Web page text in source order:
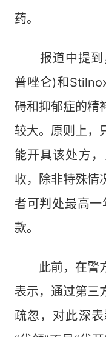
药。
报道中提到
普唑仑)和
碍和抑郁症的精
较大。原则上，
能开具该处方
收，除非特殊情
者可判处最高
款。
此前，在警方
表示，通过第三
疏忽，对此深